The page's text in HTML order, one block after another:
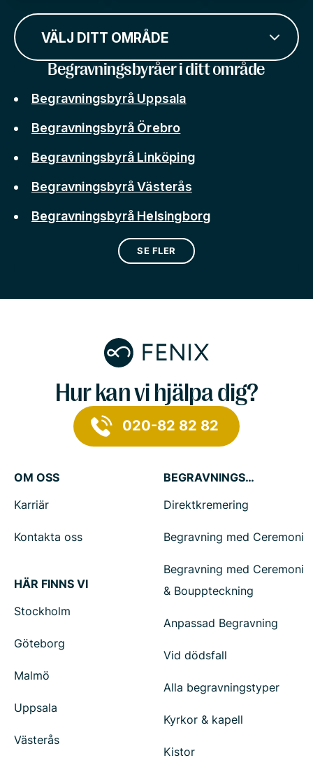
VÄLJ DITT OMRÅDE
Begravningsbyråer i ditt område
Begravningsbyrå Uppsala
Begravningsbyrå Örebro
Begravningsbyrå Linköping
Begravningsbyrå Västerås
Begravningsbyrå Helsingborg
SE FLER
Hur kan vi hjälpa dig?
020-82 82 82
OM OSS
Karriär
Kontakta oss
HÄR FINNS VI
Stockholm
Göteborg
Malmö
Uppsala
Västerås
BEGRAVNINGSTJÄNSTER
Direktkremering
Begravning med Ceremoni
Begravning med Ceremoni
& Bouppteckning
Anpassad Begravning
Vid dödsfall
Alla begravningstyper
Kyrkor & kapell
Kistor